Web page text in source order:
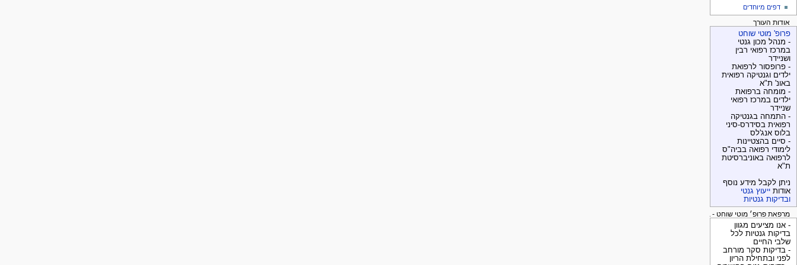
דפים מיוחדים
אודות העורך
פרופ' מוטי שוחט
- מנהל מכון גנטי
במרכז רפואי רבין
ושניידר
- פרופסור לרפואת
ילדים וגנטיקה רפואית
באונ' ת"א
- מומחה ברפואת
ילדים במרכז רפואי
שניידר
- התמחה בגנטיקה
רפואית בסידרס-סיני
בלוס אנג'לס
- סיים בהצטיינות
לימודי רפואה בביה"ס
לרפואה באוניברסיטת
ת"א
ניתן לקבל מידע נוסף
אודות ייעוץ גנטי
ובדיקות גנטיות
מרפאת פרופ׳ מוטי שוחט - בדיקות גנטיות
- אנו מציעים מגוון
בדיקות גנטיות לכל
שלבי החיים
- בדיקות סקר מורחב
לפני ובתחילת הריון